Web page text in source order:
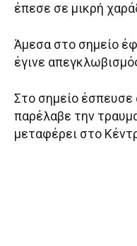
έπεσε σε μικρή
Άμεσα στο σημείο
έγινε
Στο σημείο
παρέλαβε την
μεταφέρει στο